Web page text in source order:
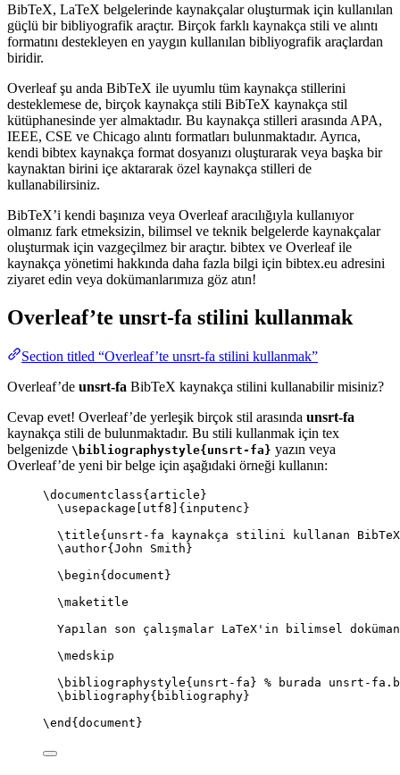
BibTeX, LaTeX belgelerinde kaynakçalar oluşturmak için kullanılan
güçlü bir bibliyografik araçtır. Birçok farklı kaynakça stili ve alıntı
formatını destekleyen en yaygın kullanılan bibliyografik araçlardan
biridir.
Overleaf şu anda BibTeX ile uyumlu tüm kaynakça stillerini
desteklemese de, birçok kaynakça stili BibTeX kaynakça stil
kütüphanesinde yer almaktadır. Bu kaynakça stilleri arasında APA,
IEEE, CSE ve Chicago alıntı formatları bulunmaktadır. Ayrıca,
kendi bibtex kaynakça format dosyanızı oluşturarak veya başka bir
kaynaktan birini içe aktararak özel kaynakça stilleri de
kullanabilirsiniz.
BibTeX’i kendi başınıza veya Overleaf aracılığıyla kullanıyor
olmanız fark etmeksizin, bilimsel ve teknik belgelerde kaynakçalar
oluşturmak için vazgeçilmez bir araçtır. bibtex ve Overleaf ile
kaynakça yönetimi hakkında daha fazla bilgi için bibtex.eu adresini
ziyaret edin veya dokümanlarımıza göz atın!
Overleaf’te unsrt-fa stilini kullanmak
Section titled “Overleaf’te unsrt-fa stilini kullanmak”
Overleaf’de unsrt-fa BibTeX kaynakça stilini kullanabilir misiniz?
Cevap evet! Overleaf’de yerleşik birçok stil arasında unsrt-fa
kaynakça stili de bulunmaktadır. Bu stili kullanmak için tex
belgenizde \bibliographystyle{unsrt-fa} yazın veya
Overleaf’de yeni bir belge için aşağıdaki örneği kullanın:
\documentclass{ article }
\usepackage
utf8 ]{ inputenc }
\title{unsrt-fa kaynakça stilini kullanan
\author{John Smith}
\begin{ document }
\maketitle
Yapılan son çalışmalar LaTeX'in bilimsel
\medskip
\bibliographystyle{unsrt-fa} % burada unsrt-
\bibliography{bibliography}
\end { document }